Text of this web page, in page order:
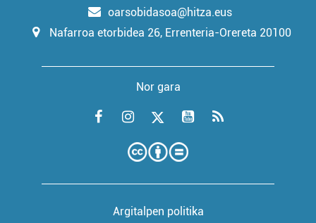
oarsobidasoa@hitza.eus
Nafarroa etorbidea 26, Errenteria-Orereta 20100
Nor gara
Argitalpen politika